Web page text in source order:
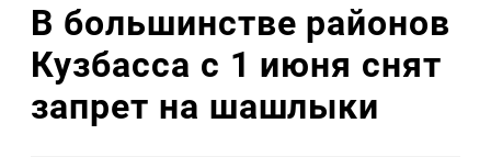
В большинстве районов
Кузбасса с 1 июня снят
запрет на шашлыки